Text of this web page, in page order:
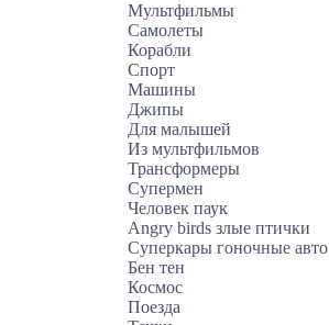
Мультфильмы
Самолеты
Корабли
Спорт
Машины
Джипы
Для малышей
Из мультфильмов
Трансформеры
Супермен
Человек паук
Angry birds злые птички
Суперкары гоночные авто
Бен тен
Космос
Поезда